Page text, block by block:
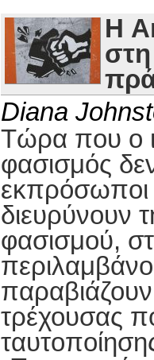
Η
Diana
Τώρα που ο
φασισμός
εκπρόσωποι
διευρύνουν
φασισμού,
τρέχουσας